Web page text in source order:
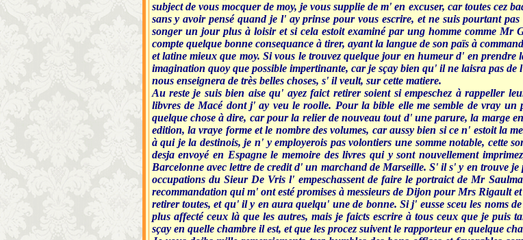
subject de vous mocquer de moy, je vous supplie de m' en excuser, car toutes cez
sans y avoir pensé quand je l' ay prinse pour vous escrire, et ne suis pourtant
songer un jour plus à loisir et si cela estoit examiné par ung homme comme Mr
compte quelque bonne consequance à tirer, ayant la langue de son païs à
et latine mieux que moy. Si vous le trouvez quelque jour en humeur d' en prendre
imagination quoy que possible impertinante, car je sçay bien qu' il ne laisra pas
nous enseignera de très belles choses, s' il veult, sur cette matiere.
Au reste je suis bien aise qu' ayez faict retirer soient si empeschez à rappeller
libvres de Macé dont j' ay veu le roolle. Pour la bible elle me semble de vray
quelque chose à dire, car pour la relier de nouveau tout d' une parure, la marge
edition, la vraye forme et le nombre des volumes, car aussy bien si ce n' estoit la
à qui je la destinois, je n' y employerois pas volontiers une somme notable, cette
desja envoyé en Espagne le memoire des livres qui y sont nouvellement
Barcelonne avec lettre de credit d' un marchand de Marseille. S' il s' y en trouve
occupations du Sieur De Vris l' empeschassent de faire le portraict de Mr
recommandation qui m' ont esté promises à messieurs de Dijon pour Mrs Rigault
retirer toutes, et qu' il y en aura quelqu' une de bonne. Si j' eusse sceu les noms
plus affecté ceux là que les autres, mais je faicts escrire à tous ceux que je puis
sçay en quelle chambre il est, et que les procez suivent le rapporteur en quelque